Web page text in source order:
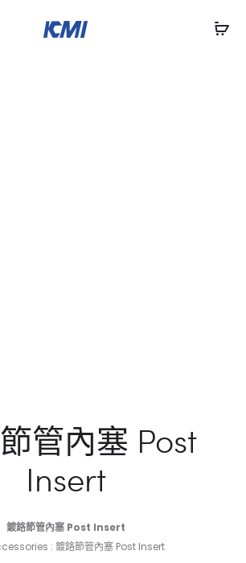
管內塞 Post
Insert
鍍鉻節管內塞 Post Insert
: 鍍鉻節管內塞 Post Insert